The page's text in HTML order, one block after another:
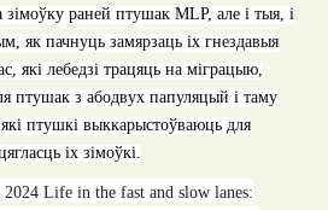
зімоўку раней птушак MLP, але і тыя, і
як пачнуць замярзаць іх гнездавыя
які лебедзі трацяць на міграцыю,
птушак з абодвух папуляцый і таму
птушкі выккарыстоўваюць для
іх зімоўкі.
2024 Life in the fast and slow lanes: